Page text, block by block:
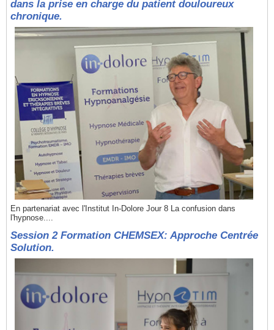
dans la prise en charge du patient douloureux
chronique.
En partenariat avec l'Institut In-Dolore Jour 8 La confusion dans
l'hypnose....
Session 2 Formation CHEMSEX: Approche Centrée
Solution.